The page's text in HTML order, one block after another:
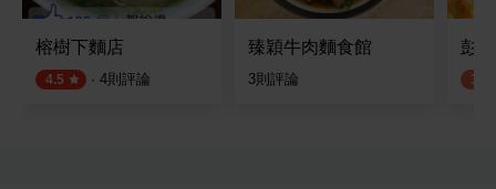
榕樹下麵店
4.5 · 4則評論
臻穎牛肉麵食館
3則評論
彭
3.8